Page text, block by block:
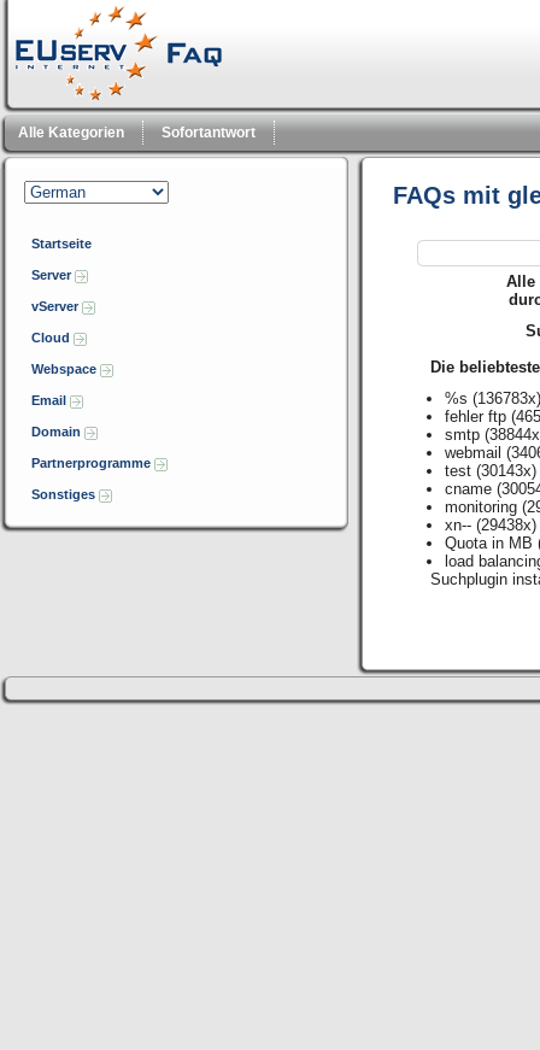
Alle Kategorien Sofortantwort
Startseite
Server
vServer
Cloud
Webspace
Email
Domain
Partnerprogramme
Sonstiges
FAQs mit
Alle
Die
%s
fehler ftp
smtp
webmail
test (30143x)
cname
monitoring
xn-- (29438x)
Quota in MB
load
Suchplugin